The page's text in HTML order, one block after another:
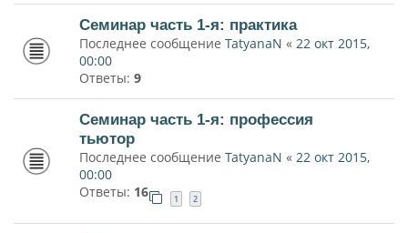
Семинар часть 1-я: практика
Последнее сообщение TatyanaN « 22 окт 2015,
00:00
Ответы: 9
Семинар часть 1-я: профессия
тьютор
Последнее сообщение TatyanaN « 22 окт 2015,
00:00
Ответы: 16 1 2